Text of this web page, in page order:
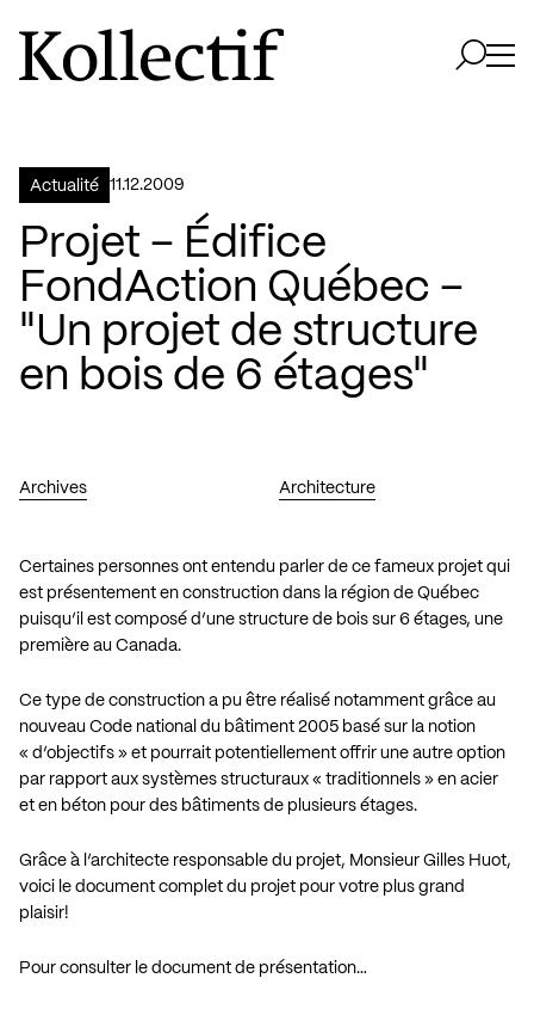
Aller à la page d'accueil
Logo Kollectif
Actualité 11.12.2009
Projet – Édifice
FondAction Québec –
"Un projet de structure
en bois de 6 étages"
Archives Architecture
Certaines personnes ont entendu parler de ce fameux projet qui
est présentement en construction dans la région de Québec
puisqu’il est composé d’une structure de bois sur 6 étages, une
première au Canada.
Ce type de construction a pu être réalisé notamment grâce au
nouveau Code national du bâtiment 2005 basé sur la notion
« d’objectifs » et pourrait potentiellement offrir une autre option
par rapport aux systèmes structuraux « traditionnels » en acier
et en béton pour des bâtiments de plusieurs étages.
Grâce à l’architecte responsable du projet, Monsieur Gilles Huot,
voici le document complet du projet pour votre plus grand
plaisir!
Pour consulter le document de présentation…